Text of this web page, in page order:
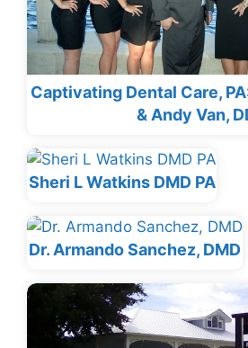
Captivating Dental Care,
& Andy Van,
Sheri L Watkins DMD PA
Dr. Armando Sanchez, DMD